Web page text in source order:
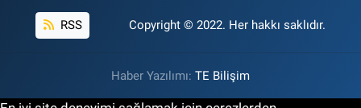
RSS Copyright © 2022. Her hakkı saklıdır.
Haber Yazılımı: TE Bilişim